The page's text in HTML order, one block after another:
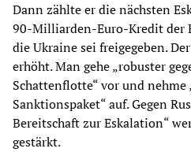
Dann zählte er die nächsten
90-Milliarden-Euro-Kredit der
die Ukraine sei freigegeben.
erhöht. Man gehe „robuster
Schattenflotte“ vor und
Sanktionspaket“ auf. Gegen
Bereitschaft zur Eskalation“
gestärkt.